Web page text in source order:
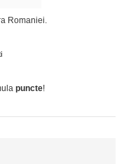
Romaniei.
puncte!